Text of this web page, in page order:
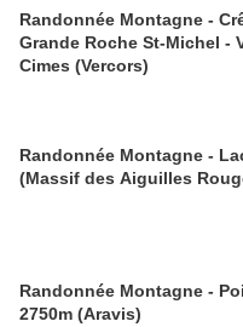
Randonnée Montagne -
Grande Roche St-Michel -
Cimes (Vercors)
Randonnée Montagne -
(Massif des Aiguilles
Randonnée Montagne -
2750m (Aravis)